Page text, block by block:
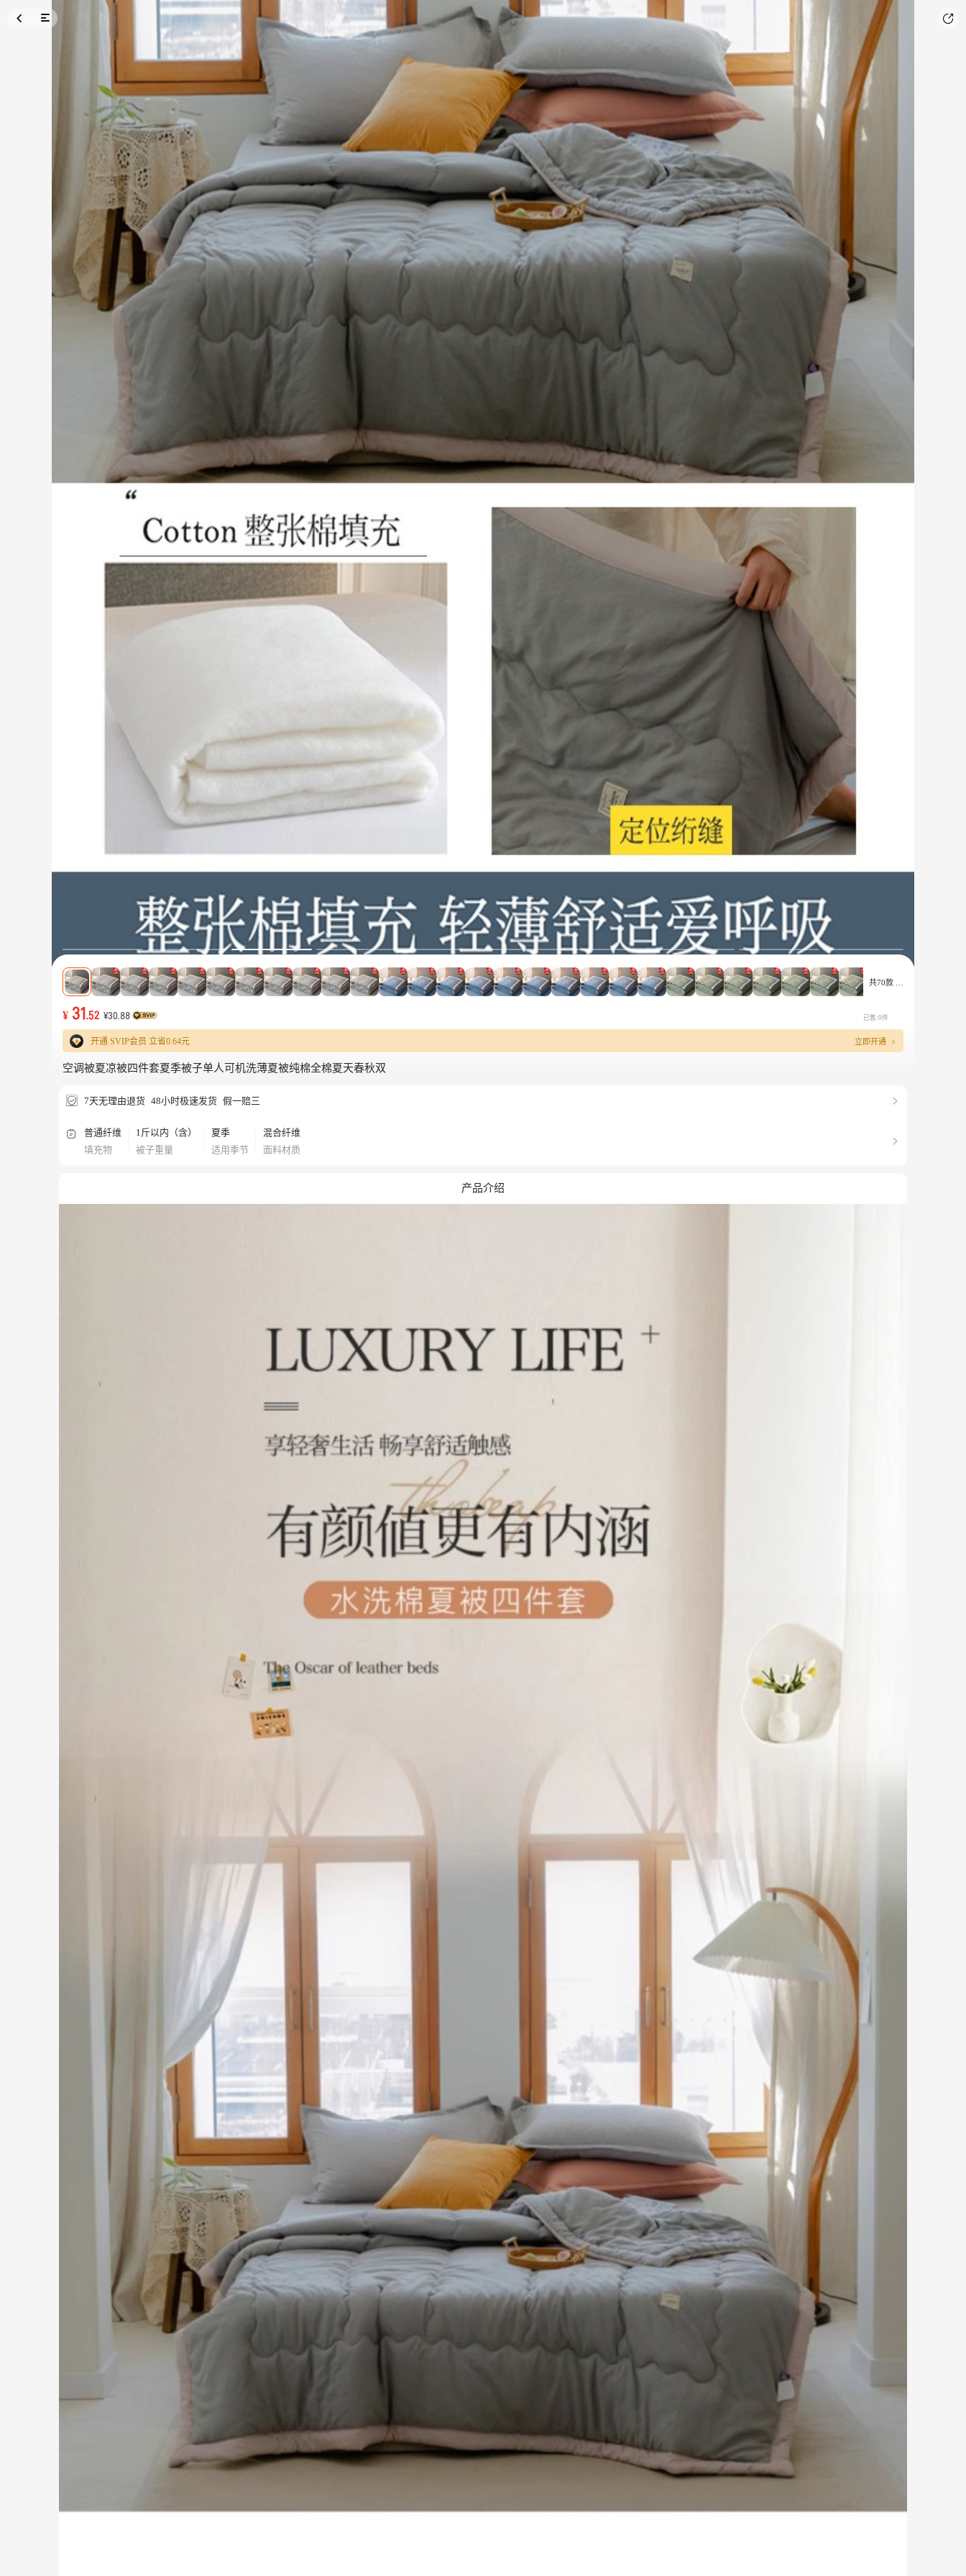
¥ 31 .52 ¥30.88 已售:0件
开通 SVIP会员 立省0.64元 立即开通
空调被夏凉被四件套夏季被子单人可机洗薄夏被纯棉全棉夏天春秋双
7天无理由退货 48小时极速发货 假一赔三
普通纤维
填充物
1斤以内（含）
被子重量
夏季
适用季节
混合纤维
面料材质
产品介绍